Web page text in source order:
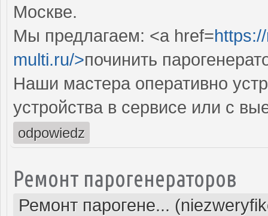
Москве.
Мы предлагаем: <a href=
multi.ru/>починить
Наши мастера оперативно
устройства в сервисе или с
odpowiedz
Ремонт парогенераторов
Ремонт парогене...